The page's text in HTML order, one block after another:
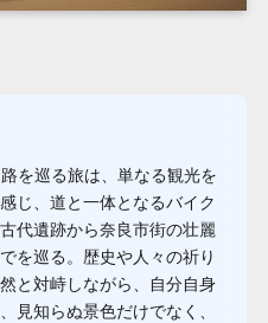
を巡る旅は、単なる観光を
じ、道と一体となるバイク
代遺跡から奈良市街の壮麗
を巡る。歴史や人々の祈り
と対峙しながら、自分自身
見知らぬ景色だけでなく、